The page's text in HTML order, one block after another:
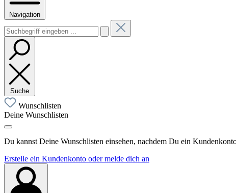
Navigation
Suche
Wunschlisten
Deine Wunschlisten
Du kannst Deine Wunschlisten einsehen, nachdem Du ein
Erstelle ein Kundenkonto oder melde dich an